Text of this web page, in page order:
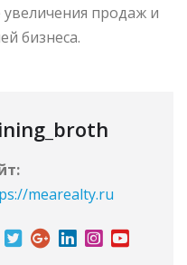
продаж и
бизнеса.
mearealty.ru